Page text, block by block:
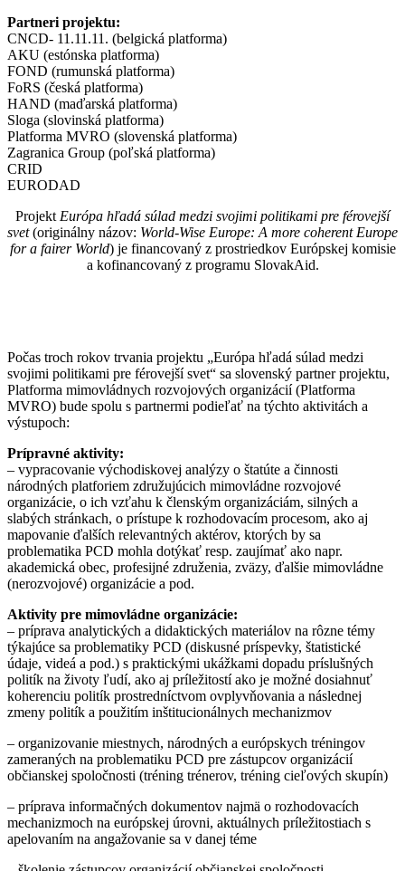
Partneri projektu:
CNCD- 11.11.11. (belgická platforma)
AKU (estónska platforma)
FOND (rumunská platforma)
FoRS (česká platforma)
HAND (maďarská platforma)
Sloga (slovinská platforma)
Platforma MVRO (slovenská platforma)
Zagranica Group (poľská platforma)
CRID
EURODAD
Projekt Európa hľadá súlad medzi svojimi politikami pre férovejší
svet(originálny názov: World-Wise Europe: A more coherent Europe
for a fairer World) je financovaný z prostriedkov Európskej komisie
a kofinancovaný z programu SlovakAid.
Počas troch rokov trvania projektu „Európa hľadá súlad medzi
svojimi politikami pre férovejší svet“ sa slovenský partner projektu,
Platforma mimovládnych rozvojových organizácií (Platforma
MVRO) bude spolu s partnermi podieľať na týchto aktivitách a
výstupoch:
Prípravné aktivity:
– vypracovanie východiskovej analýzy o štatúte a činnosti
národných platforiem združujúcich mimovládne rozvojové
organizácie, o ich vzťahu k členským organizáciám, silných a
slabých stránkach, o prístupe k rozhodovacím procesom, ako aj
mapovanie ďalších relevantných aktérov, ktorých by sa
problematika PCD mohla dotýkať resp. zaujímať ako napr.
akademická obec, profesijné združenia, zväzy, ďalšie mimovládne
(nerozvojové) organizácie a pod.
Aktivity pre mimovládne organizácie:
– príprava analytických a didaktických materiálov na rôzne témy
týkajúce sa problematiky PCD (diskusné príspevky, štatistické
údaje, videá a pod.) s praktickými ukážkami dopadu príslušných
politík na životy ľudí, ako aj príležitostí ako je možné dosiahnuť
koherenciu politík prostredníctvom ovplyvňovania a následnej
zmeny politík a použitím inštitucionálnych mechanizmov
– organizovanie miestnych, národných a európskych tréningov
zameraných na problematiku PCD pre zástupcov organizácií
občianskej spoločnosti (tréning trénerov, tréning cieľových skupín)
– príprava informačných dokumentov najmä o rozhodovacích
mechanizmoch na európskej úrovni, aktuálnych príležitostiach s
apelovaním na angažovanie sa v danej téme